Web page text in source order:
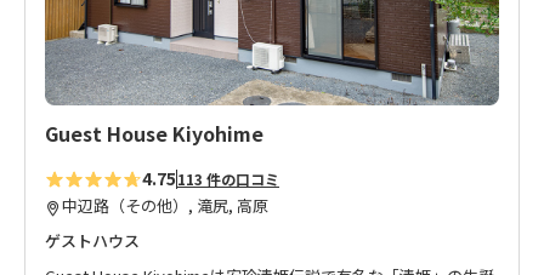
Guest House Kiyohime
4.75113 件の口コミ
中辺路（その他）, 滝尻, 高原
ゲストハウス